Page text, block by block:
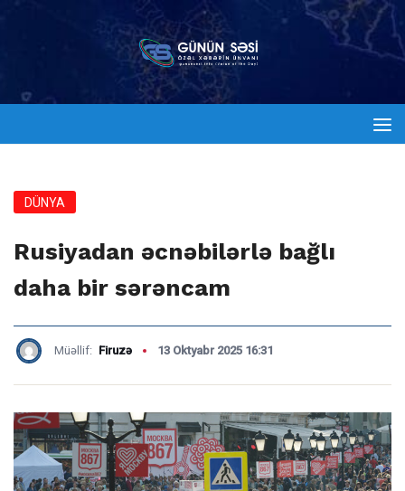
DÜNYA
Rusiyadan əcnəbilərlə bağlı
daha bir sərəncam
Müəllif: Firuzə 13 Oktyabr 2025 16:31